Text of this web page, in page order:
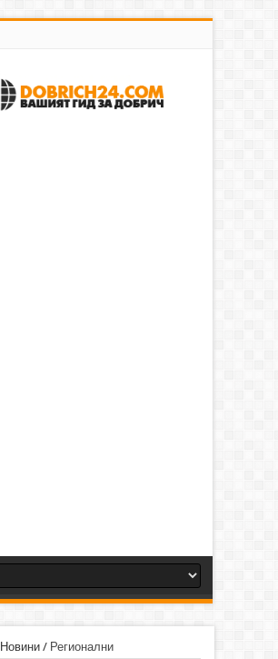
Новини/ Регионални